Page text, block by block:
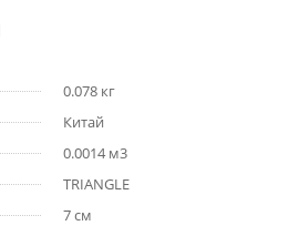
0.078 кг
Китай
0.0014 м3
TRIANGLE
7 см